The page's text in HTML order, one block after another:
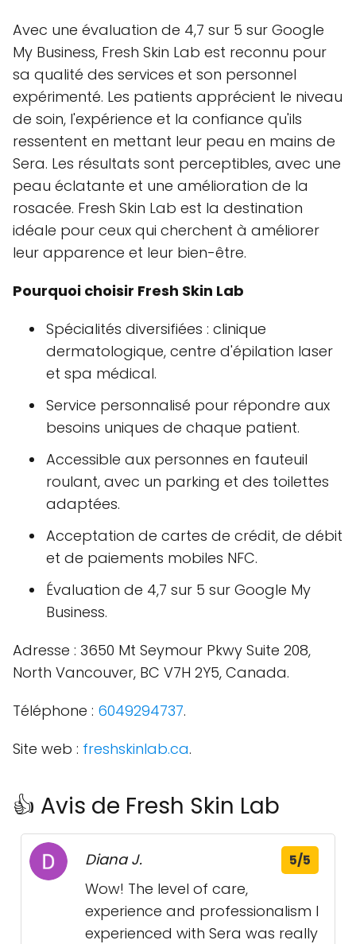
Avec une évaluation de 4,7 sur 5 sur Google
My Business, Fresh Skin Lab est reconnu pour
sa qualité des services et son personnel
expérimenté. Les patients apprécient le niveau
de soin, l'expérience et la confiance qu'ils
ressentent en mettant leur peau en mains de
Sera. Les résultats sont perceptibles, avec une
peau éclatante et une amélioration de la
rosacée. Fresh Skin Lab est la destination
idéale pour ceux qui cherchent à améliorer
leur apparence et leur bien-être.
Pourquoi choisir Fresh Skin Lab
Spécialités diversifiées : clinique
dermatologique, centre d'épilation laser
et spa médical.
Service personnalisé pour répondre aux
besoins uniques de chaque patient.
Accessible aux personnes en fauteuil
roulant, avec un parking et des toilettes
adaptées.
Acceptation de cartes de crédit, de débit
et de paiements mobiles NFC.
Évaluation de 4,7 sur 5 sur Google My
Business.
Adresse : 3650 Mt Seymour Pkwy Suite 208,
North Vancouver, BC V7H 2Y5, Canada.
Téléphone : 6049294737.
Site web : freshskinlab.ca.
👍 Avis de Fresh Skin Lab
Diana J. 5/5
Wow! The level of care,
experience and professionalism I
experienced with Sera was really